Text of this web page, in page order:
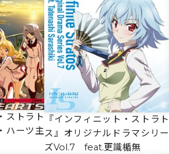
ストラト
ハーツ主
『インフィニット・ストラト
ス』オリジナルドラマシリー
ズVol.7 feat.更識楯無